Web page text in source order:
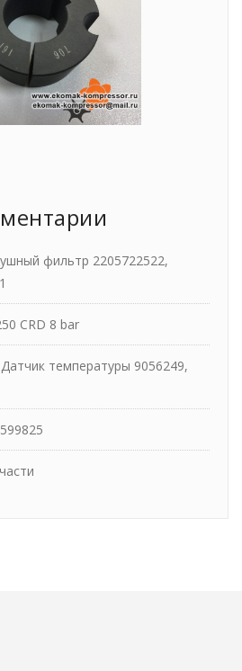
фильтр 2205722522,
CRD 8 bar
Датчик температуры 9056249,